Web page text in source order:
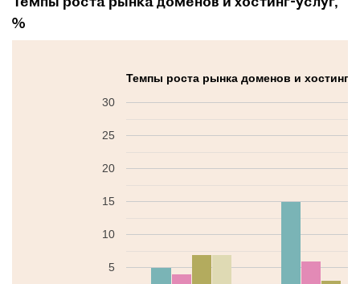
%
Темпы роста рынка доменов и хостинг-
5
10
15
20
25
30